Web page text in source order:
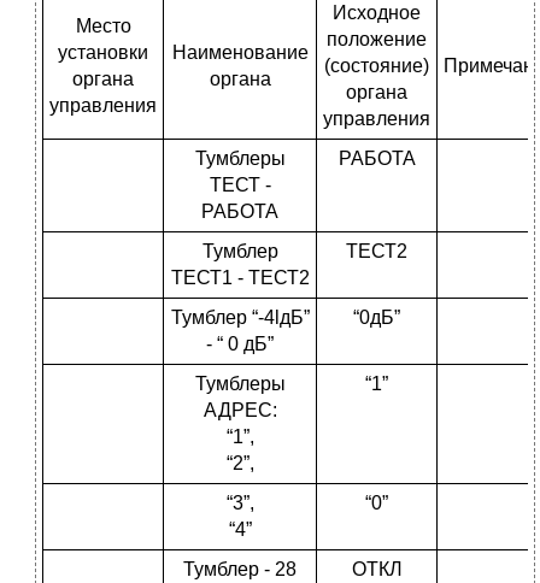
Место
установки
органа
управления
Наименование
органа
Исходное
положение
(состояние)
органа
управления
Тумблеры
ТЕСТ -
РАБОТА
РАБОТА
Тумблер
ТЕСТ1 - ТЕСТ2
ТЕСТ2
Тумблер “-4lдБ”
- “ 0 дБ”
“0дБ”
Тумблеры
АДРЕС:
“1”,
“2”,
“1”
“3”,
“4”
“0”
Тумблер - 28
ОТКЛ